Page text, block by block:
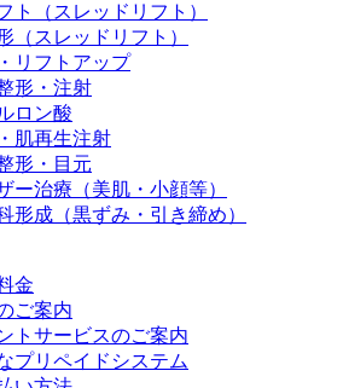
ト（スレッドリフト）
（スレッドリフト）
リフトアップ
形・注射
ロン酸
肌再生注射
形・目元
ー治療（美肌・小顔等）
形成（黒ずみ・引き締め）
金
ご案内
トサービスのご案内
プリペイドシステム